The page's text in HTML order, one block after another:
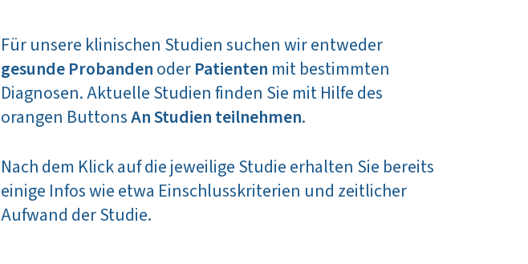
Für unsere klinischen Studien suchen wir entweder
gesunde ProbandenoderPatienten mit bestimmten
Diagnosen. Aktuelle Studien finden Sie mit Hilfe des
orangen ButtonsAn Studien teilnehmen.
Nach dem Klick auf die jeweilige Studie erhalten Sie bereits
einige Infos wie etwa Einschlusskriterien und zeitlicher
Aufwand der Studie.